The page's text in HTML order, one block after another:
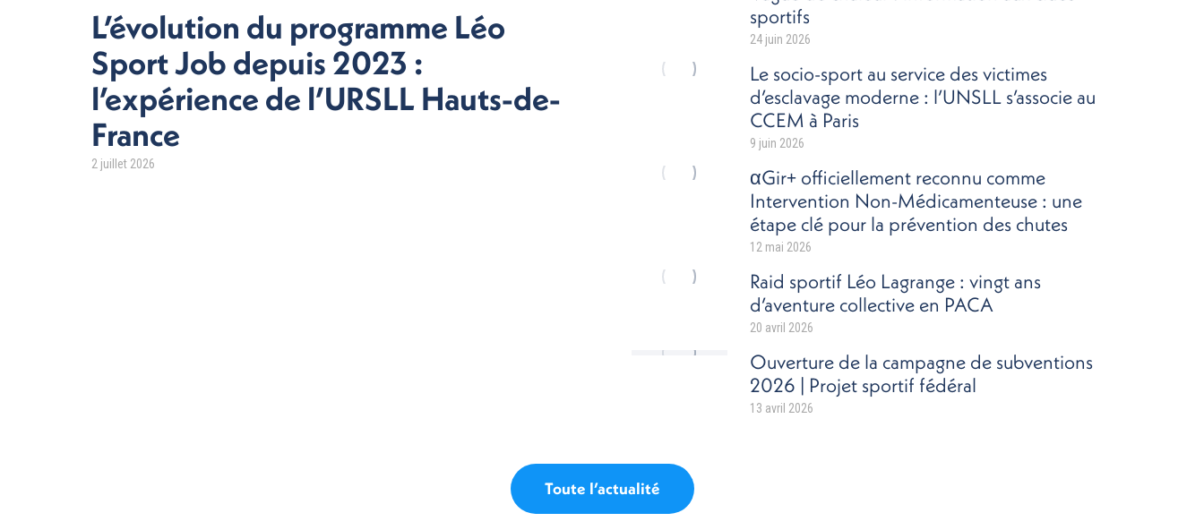
L’évolution du programme Léo
Sport Job depuis 2023 :
l’expérience de l’URSLL Hauts-de-
France
2 juillet 2026
sportifs
24 juin 2026
Le socio-sport au service des victimes
d’esclavage moderne : l’UNSLL s’associe au
CCEM à Paris
9 juin 2026
αGir+ officiellement reconnu comme
Intervention Non-Médicamenteuse : une
étape clé pour la prévention des chutes
12 mai 2026
Raid sportif Léo Lagrange : vingt ans
d’aventure collective en PACA
20 avril 2026
Ouverture de la campagne de subventions
2026 | Projet sportif fédéral
13 avril 2026
Toute l’actualité